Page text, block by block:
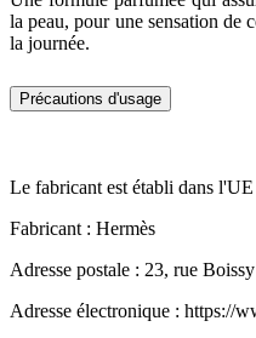
la peau, pour une sensation de
la journée.
Précautions d'usage
Le fabricant est établi dans
Fabricant : Hermès
Adresse postale : 23, rue
Adresse électronique : https://